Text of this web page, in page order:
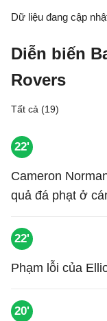
Dữ liệu đang cập
Diễn biến
Rovers
Tất cả (19)
22'
Cameron
quả đá phạt ở
22'
Phạm lỗi của
20'